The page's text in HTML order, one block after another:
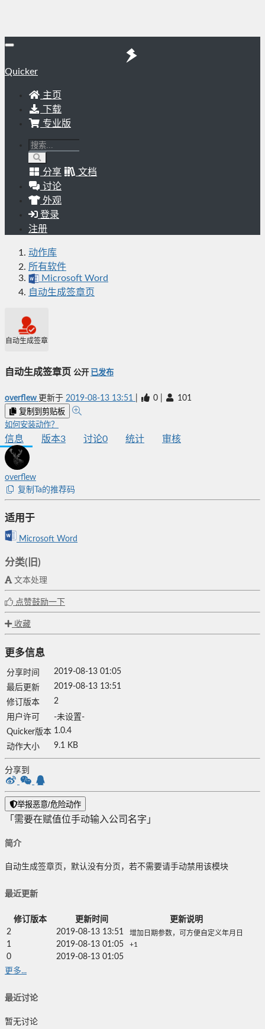
Quicker
主页
下载
专业版
分享
文档
讨论
外观
登录
注册
动作库
所有软件
Microsoft Word
自动生成签章页
自动生成签章页
自动生成签章页 公开 已发布
overflew 更新于 2019-08-13 13:51 0 101
复制到剪贴板
如何安装动作？
信息 版本3 讨论0 统计 审核
overflew
复制Ta的推荐码
适用于
Microsoft Word
分类(旧)
文本处理
点赞鼓励一下
收藏
更多信息
分享时间
2019-08-13 01:05
最后更新
2019-08-13 13:51
修订版本
2
用户许可
-未设置-
Quicker版本 1.0.4
动作大小
9.1 KB
分享到
举报恶意/危险动作
「需要在赋值位手动输入公司名字」
简介
自动生成签章页，默认没有分页，若不需要请手动禁用该模块
最近更新
修订版本 更新时间
更新说明
2
2019-08-13 13:51 增加日期参数，可方便自定义年月日
1 2019-08-13 01:05 +1
0
2019-08-13 01:05
更多...
最近讨论
暂无讨论